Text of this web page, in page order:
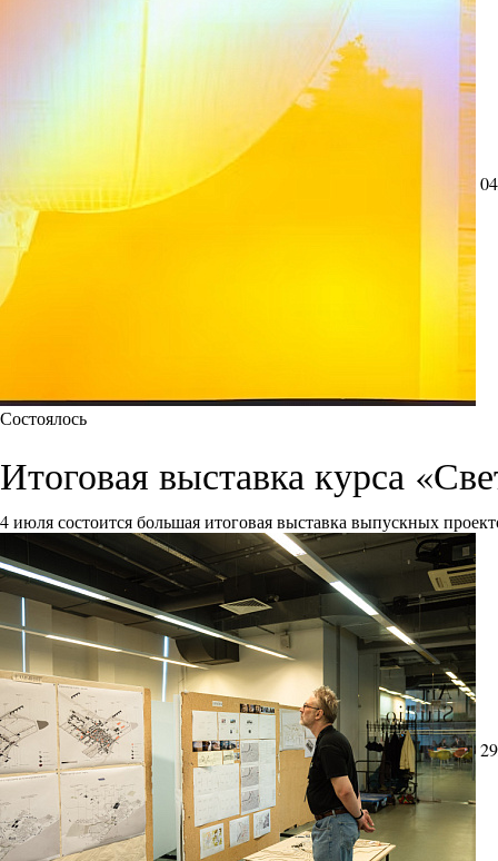
Состоялось
Итоговая выставка курса
4 июля состоится большая итоговая выставка выпускных